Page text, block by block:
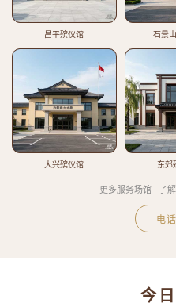
昌平殡仪馆 石景
大兴殡仪馆 东郊
更多服务场馆 · 了
电
今